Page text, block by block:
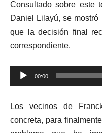
Consultado sobre este
Daniel Lilayú, se
que la decisión final
correspondiente.
Reproductor
de
00:00
Los vecinos de
concreta, para